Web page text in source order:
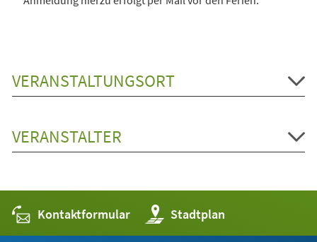
VERANSTALTUNGSORT
VERANSTALTER
Kontaktformular Stadtplan
(Öffnet
in